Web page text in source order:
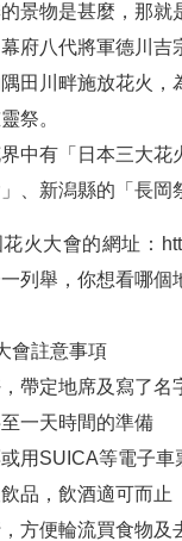
景物是甚麼，那
府八代將軍德川
田川畔施放花火
祭。
中有「日本三大
、新潟縣的「長岡
花火大會的網址：
列舉，你想看哪個
會註意事項
帶定地席及寫了名
一天時間的準備
用SUICA等電子車
品，飲酒適可而止
方便輪流買食物及